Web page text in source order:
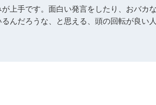
が上手です。面白い発言をしたり、おバカ
んだろうな、と思える、頭の回転が良い